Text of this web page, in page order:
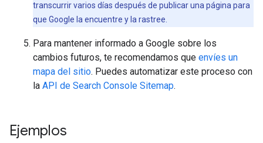
transcurrir varios días después de publicar una página para
que Google la encuentre y la rastree.
Para mantener informado a Google sobre los
cambios futuros, te recomendamos que envíes un
mapa del sitio. Puedes automatizar este proceso con
la API de Search Console Sitemap.
Ejemplos